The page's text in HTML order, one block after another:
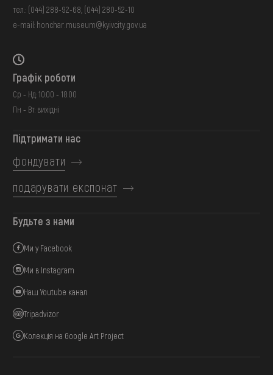
тел.: (044) 288-92-68 (044) 280-52-10
e-mail: honchar.museum@kyivcity.gov.ua
Графік роботи
Ср - Нд: 10:00 - 18:00
Пн - Вт: вихідні
Підтримати нас
фондувати
подарувати експонат
Будьте з нами
Ми у Facebook
Ми в Instagram
Наш Youtube канал
Tripadvizor
Колекція на Google Art Project